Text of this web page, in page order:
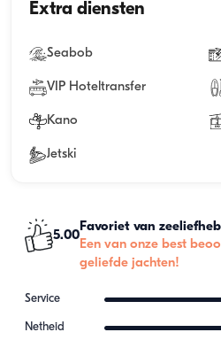
Extra diensten
Seabob
VIP Hoteltransfer
Kano
Jetski
5.00
Favoriet van
Een van onze best
geliefde jachten!
Service
Netheid